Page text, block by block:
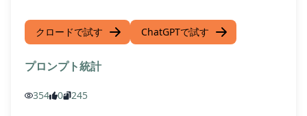
クロードで試す ChatGPTで試す
プロンプト統計
354 0 245